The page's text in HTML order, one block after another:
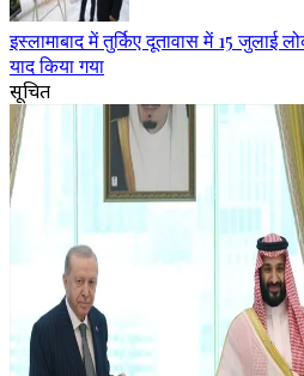
इस्लामाबाद में तुर्किए दूतावास में 15 जुलाई
याद किया गया
सूचित